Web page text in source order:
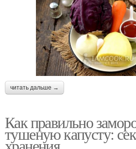
читать дальше →
Как правильно
тушеную капусту: